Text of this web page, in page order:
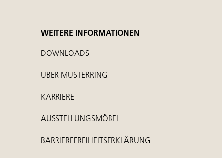
WEITERE INFORMATIONEN
DOWNLOADS
ÜBER MUSTERRING
KARRIERE
AUSSTELLUNGSMÖBEL
BARRIEREFREIHEITSERKLÄRUNG